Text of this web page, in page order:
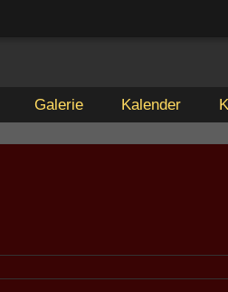
Galerie Kalender